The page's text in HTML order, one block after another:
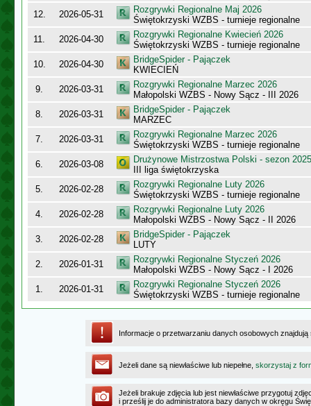
12.
2026-05-31
Rozgrywki Regionalne Maj 2026
Świętokrzyski WZBS - turnieje regionalne
11.
2026-04-30
Rozgrywki Regionalne Kwiecień 2026
Świętokrzyski WZBS - turnieje regionalne
10.
2026-04-30
BridgeSpider - Pajączek
KWIECIEŃ
9.
2026-03-31
Rozgrywki Regionalne Marzec 2026
Małopolski WZBS - Nowy Sącz - III 2026
8.
2026-03-31
BridgeSpider - Pajączek
MARZEC
7.
2026-03-31
Rozgrywki Regionalne Marzec 2026
Świętokrzyski WZBS - turnieje regionalne
6.
2026-03-08
Drużynowe Mistrzostwa Polski - sezon
III liga świętokrzyska
5.
2026-02-28
Rozgrywki Regionalne Luty 2026
Świętokrzyski WZBS - turnieje regionalne
4.
2026-02-28
Rozgrywki Regionalne Luty 2026
Małopolski WZBS - Nowy Sącz - II 2026
3.
2026-02-28
BridgeSpider - Pajączek
LUTY
2.
2026-01-31
Rozgrywki Regionalne Styczeń 2026
Małopolski WZBS - Nowy Sącz - I 2026
1.
2026-01-31
Rozgrywki Regionalne Styczeń 2026
Świętokrzyski WZBS - turnieje regionalne
Informacje o przetwarzaniu danych osobowych
Jeżeli dane są niewłaściwe lub niepełne, skorzystaj z
Jeżeli brakuje zdjęcia lub jest niewłaściwe przygotuj
i prześlij je do administratora bazy danych w okręgu